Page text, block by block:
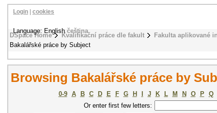
DSpace Home Kvalifikační práce dle fakult
Fakulta aplikované
Bakalářské práce by Subject
Login cookies
Language: Englishčeština
Browsing Bakalářské práce by
0-9 A B C D E F G H J K L M N O P
Q
Or enter first few letters: